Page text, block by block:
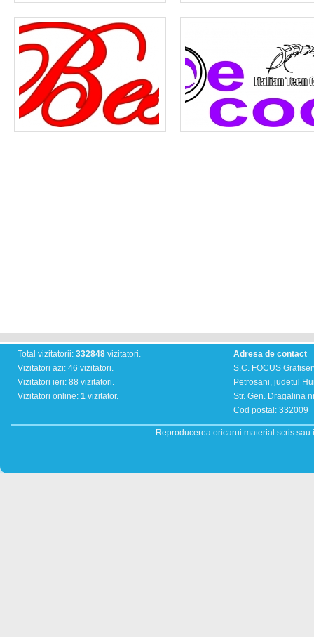
Total vizitatorii: 332848 vizitatori.
Vizitatori azi: 46 vizitatori.
Vizitatori ieri: 88 vizitatori.
Vizitatori online: 1 vizitator.
Adresa de contact
S.C. FOCUS
Petrosani, judetul
Str. Gen. Dragalina
Cod postal: 332009
Reproducerea oricarui material scris